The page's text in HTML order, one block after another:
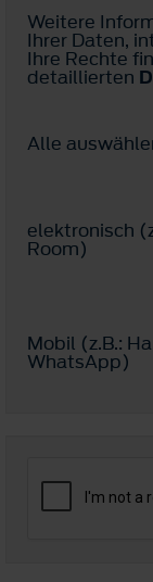
Weitere
Ihrer Daten,
Ihre Rechte
detaillierten
Alle
elektronisch
Room)
Mobil (z.B.:
WhatsApp)